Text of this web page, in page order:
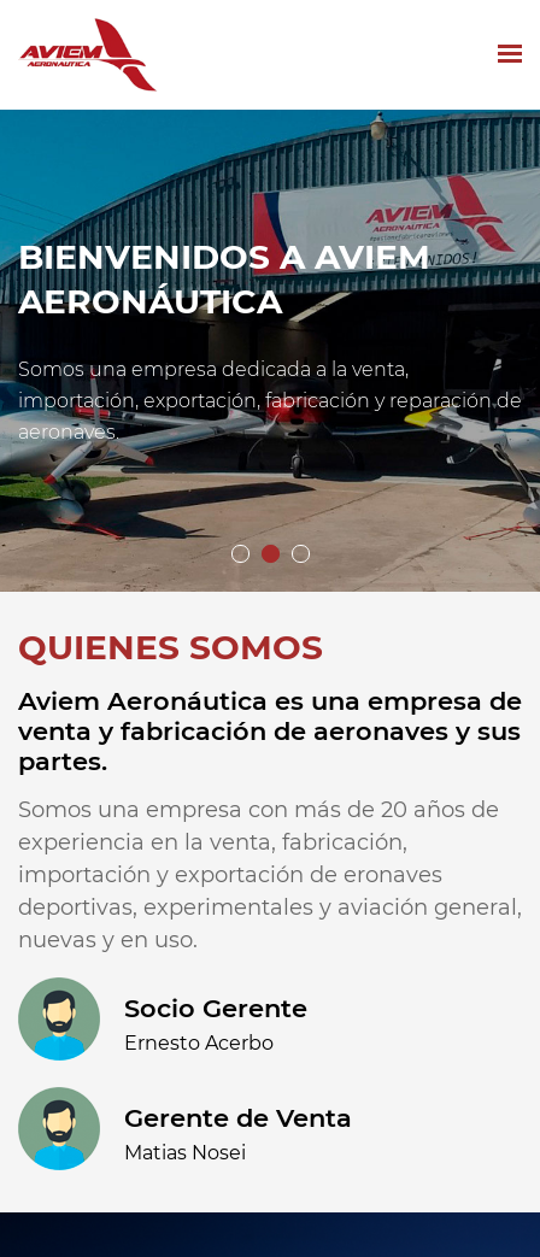
BIENVENIDOS A AVIEM
AERONÁUTICA
Somos una empresa dedicada a la venta,
importación, exportación, fabricación y reparación de
aeronaves.
QUIENES SOMOS
Aviem Aeronáutica es una empresa de
venta y fabricación de aeronaves y sus
partes.
Somos una empresa con más de 20 años de
experiencia en la venta, fabricación,
importación y exportación de eronaves
deportivas, experimentales y aviación general,
nuevas y en uso.
Socio Gerente
Ernesto Acerbo
Gerente de Venta
Matias Nosei